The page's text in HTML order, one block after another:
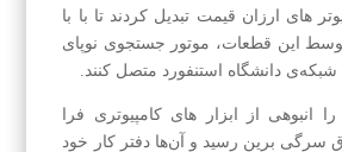
های ارزان‌ قیمت تبدیل کردند تا با با
این قطعات، موتور جستجوی نوپای
شبکه‌ی دانشگاه استنفورد متصل کنند.
انبوهی از ابزار های کامپیوتری فرا
سرگی برین رسید و آن‌ها دفتر کار خود